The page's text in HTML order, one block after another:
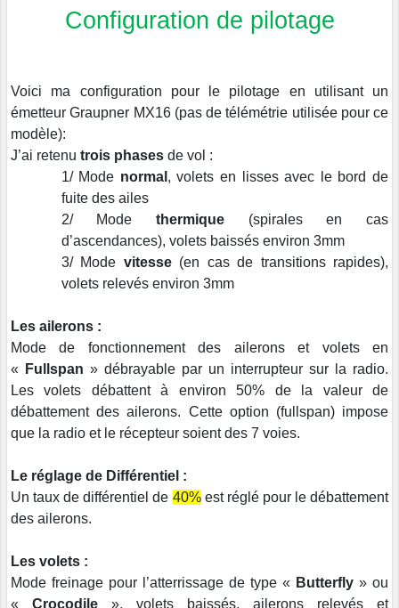
Configuration de pilotage
Voici ma configuration pour le pilotage en utilisant un
émetteur Graupner MX16 (pas de télémétrie utilisée pour ce
modèle):
J’ai retenu trois phases de vol :
1/ Mode normal , volets en lisses avec le bord de
fuite des ailes
2/ Modethermique (spirales en cas
d’ascendances), volets baissés environ 3mm
3/ Mode vitesse(en cas de transitions rapides),
volets relevés environ 3mm
Les ailerons :
Mode de fonctionnement des ailerons et volets en
«
Fullspan » débrayable par un interrupteur sur la radio.
Les volets débattent à environ 50% de la valeur de
débattement des ailerons. Cette option (fullspan) impose
que la radio et le récepteur soient des 7 voies.
Le réglage de Différentiel :
Un taux de différentiel de 40%est réglé pour le débattement
des ailerons.
Les volets :
Mode freinage pour l’atterrissage de type « Butterfly » ou
« Crocodile », volets baissés, ailerons relevés et